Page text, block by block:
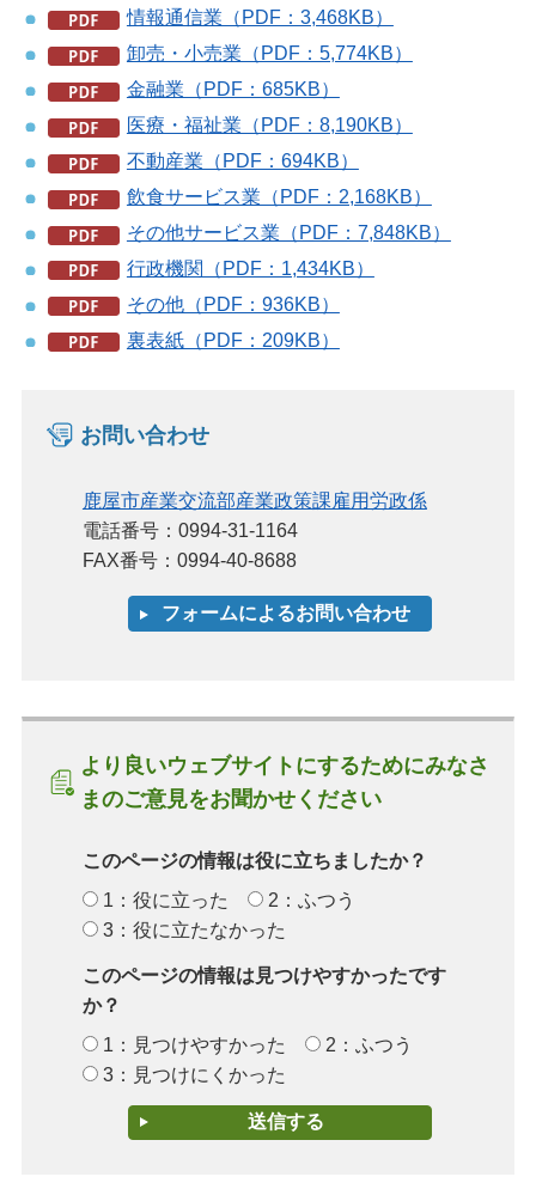
情報通信業（PDF：3,468KB）
卸売・小売業（PDF：5,774KB）
金融業（PDF：685KB）
医療・福祉業（PDF：8,190KB）
不動産業（PDF：694KB）
飲食サービス業（PDF：2,168KB）
その他サービス業（PDF：7,848KB）
行政機関（PDF：1,434KB）
その他（PDF：936KB）
裏表紙（PDF：209KB）
お問い合わせ
鹿屋市産業交流部産業政策課雇用労政係
電話番号：0994-31-1164
FAX番号：0994-40-8688
より良いウェブサイトにするためにみなさ
まのご意見をお聞かせください
このページの情報は役に立ちましたか？
1：役に立った
2：ふつう
3：役に立たなかった
このページの情報は見つけやすかったです
か？
1：見つけやすかった
2：ふつう
3：見つけにくかった